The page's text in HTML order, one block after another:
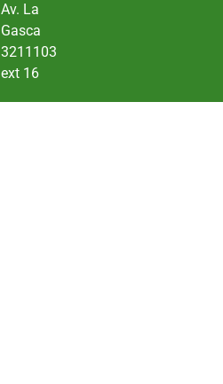
Av. La
Gasca
3211103
ext 16